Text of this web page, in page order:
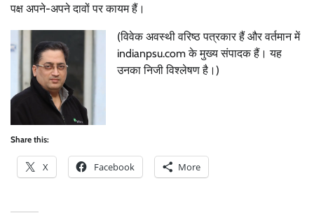
पक्ष अपने-अपने दावों पर कायम हैं।
(विवेक अवस्थी वरिष्ठ पत्रकार हैं और वर्तमान में
indianpsu.com के मुख्य संपादक हैं। यह
उनका निजी विश्लेषण है।)
Share this:
X Facebook More